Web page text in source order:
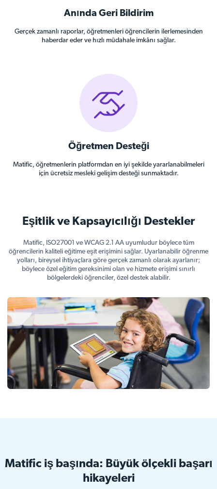
Anında Geri Bildirim
Gerçek zamanlı raporlar, öğretmenleri öğrencilerin ilerlemesinden
haberdar eder ve hızlı müdahale imkânı sağlar.
Öğretmen Desteği
Matific, öğretmenlerin platformdan en iyi şekilde yararlanabilmeleri
için ücretsiz mesleki gelişim desteği sunmaktadır.
Eşitlik ve Kapsayıcılığı Destekler
Matific, ISO27001 ve WCAG 2.1 AA uyumludur böylece tüm
öğrencilerin kaliteli eğitime eşit erişimini sağlar. Uyarlanabilir öğrenme
yolları, bireysel ihtiyaçlara göre gerçek zamanlı olarak ayarlanır;
böylece özel eğitim gereksinimi olan ve hizmete erişimi sınırlı
bölgelerdeki öğrenciler, özel destek alabilir.
Matific iş başında: Büyük ölçekli başarı
hikayeleri